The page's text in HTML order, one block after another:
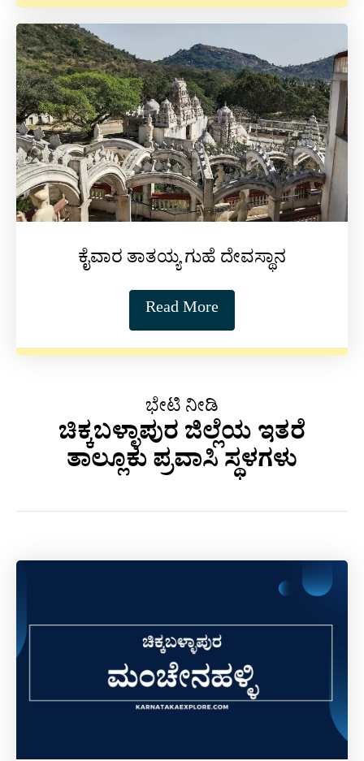
ಕೈವಾರ ತಾತಯ್ಯ ಗುಹೆ ದೇವಸ್ಥಾನ
Read More
ಭೇಟಿ ನೀಡಿ
ಚಿಕ್ಕಬಳ್ಳಾಪುರ ಜಿಲ್ಲೆಯ ಇತರೆ
ತಾಲ್ಲೂಕು ಪ್ರವಾಸಿ ಸ್ಥಳಗಳು